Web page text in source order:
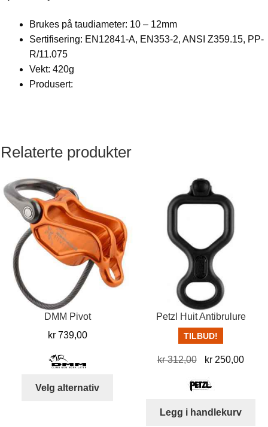
Brukes på taudiameter: 10 – 12mm
Sertifisering: EN12841-A, EN353-2, ANSI Z359.15, PP-
R/11.075
Vekt: 420g
Produsert:
Relaterte produkter
DMM Pivot
kr739,00
Velg alternativ
Petzl Huit Antibrulure
TILBUD!
kr312,00
Opprinnelig
var:
kr 250,00
Legg i handlekurv